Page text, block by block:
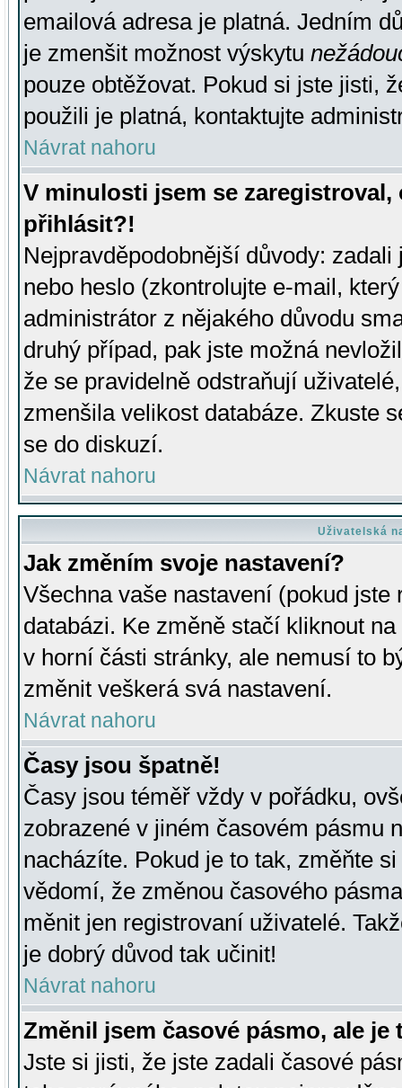
emailová adresa je platná. Jedním
je zmenšit možnost výskytu
pouze obtěžovat. Pokud si jste jisti,
použili je platná, kontaktujte
Návrat nahoru
V minulosti jsem se
přihlásit?!
Nejpravděpodobnější důvody:
nebo heslo (zkontrolujte e-mail,
administrátor z nějakého důvodu
druhý případ, pak jste možná
že se pravidelně odstraňují
zmenšila velikost databáze. Zkuste
se do diskuzí.
Návrat nahoru
Uživatelská
Jak změním svoje nastavení?
Všechna vaše nastavení (pokud
databázi. Ke změně stačí kliknout
v horní části stránky, ale nemusí to
změnit veškerá svá nastavení.
Návrat nahoru
Časy jsou špatně!
Časy jsou téměř vždy v pořádku,
zobrazené v jiném časovém pásmu
nacházíte. Pokud je to tak, změňte
vědomí, že změnou časového
měnit jen registrovaní uživatelé.
je dobrý důvod tak učinit!
Návrat nahoru
Změnil jsem časové pásmo, ale je
Jste si jisti, že jste zadali časové